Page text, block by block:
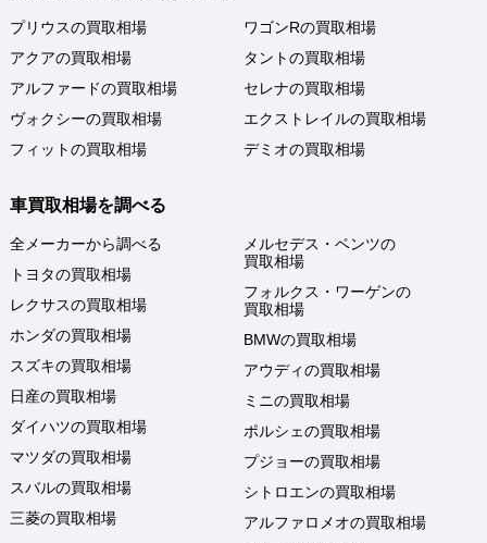
プリウスの買取相場
アクアの買取相場
アルファードの買取相場
ヴォクシーの買取相場
フィットの買取相場
ワゴンRの買取相場
タントの買取相場
セレナの買取相場
エクストレイルの買取相場
デミオの買取相場
車買取相場を調べる
全メーカーから調べる
トヨタの買取相場
レクサスの買取相場
ホンダの買取相場
スズキの買取相場
日産の買取相場
ダイハツの買取相場
マツダの買取相場
スバルの買取相場
三菱の買取相場
メルセデス・ベンツの
買取相場
フォルクス・ワーゲンの
買取相場
BMWの買取相場
アウディの買取相場
ミニの買取相場
ポルシェの買取相場
プジョーの買取相場
シトロエンの買取相場
アルファロメオの買取相場